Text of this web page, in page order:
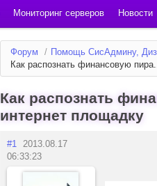
Мониторинг серверов Новости
Форум / Помощь СисАдмину,
Как распознать финансовую
Как распознать
интернет площадку
#1 2013.08.17
06:33:23